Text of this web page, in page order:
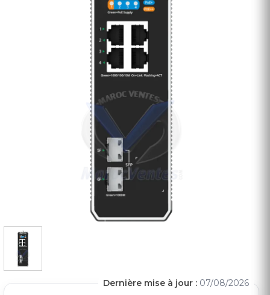
Dernière mise à jour : 07/08/2026